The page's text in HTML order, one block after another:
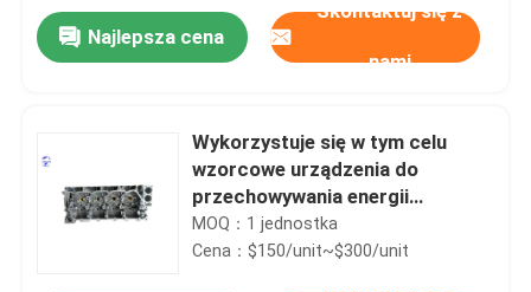
Najlepsza cena
Skontaktuj się z
nami
Wykorzystuje się w tym celu
wzorcowe urządzenia do
przechowywania energii
elektrycznej.
MOQ：1 jednostka
Cena：$150/unit~$300/unit